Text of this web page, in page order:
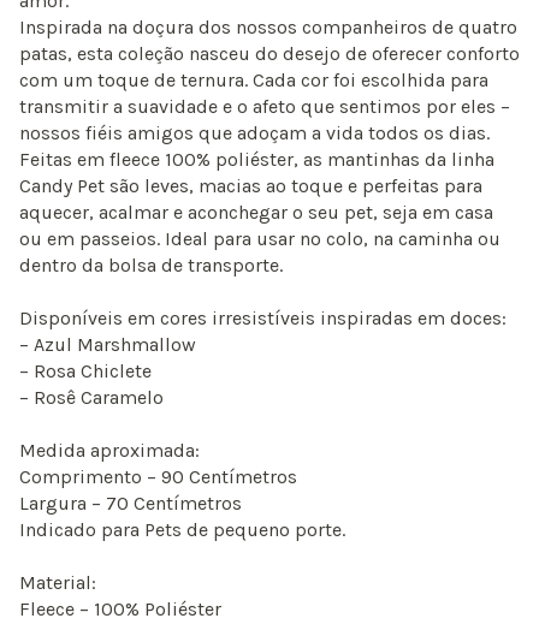
Inspirada na doçura dos nossos companheiros de quatro
patas, esta coleção nasceu do desejo de oferecer conforto
com um toque de ternura. Cada cor foi escolhida para
transmitir a suavidade e o afeto que sentimos por eles –
nossos fiéis amigos que adoçam a vida todos os dias.
Feitas em fleece 100% poliéster, as mantinhas da linha
Candy Pet são leves, macias ao toque e perfeitas para
aquecer, acalmar e aconchegar o seu pet, seja em casa
ou em passeios. Ideal para usar no colo, na caminha ou
dentro da bolsa de transporte.
Disponíveis em cores irresistíveis inspiradas em doces:
– Azul Marshmallow
– Rosa Chiclete
– Rosê Caramelo
Medida aproximada:
Comprimento – 90 Centímetros
Largura – 70 Centímetros
Indicado para Pets de pequeno porte.
Material:
Fleece – 100% Poliéster